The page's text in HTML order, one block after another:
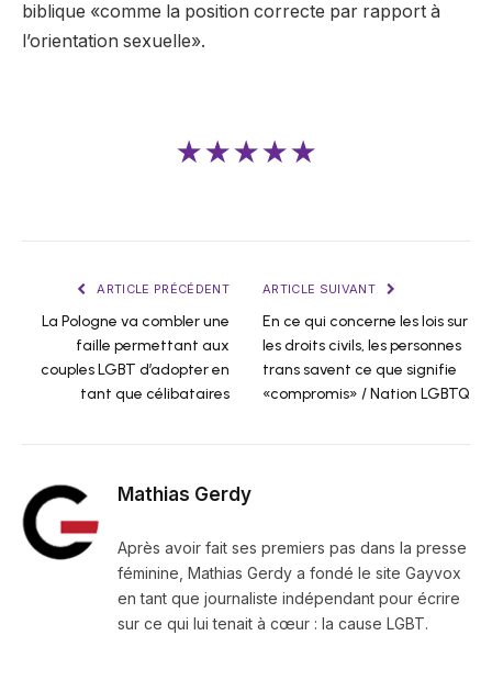
biblique «comme la position correcte par rapport à
l’orientation sexuelle».
★★★★★
ARTICLE PRÉCÉDENT
La Pologne va combler une
faille permettant aux
couples LGBT d’adopter en
tant que célibataires
ARTICLE SUIVANT
En ce qui concerne les lois sur
les droits civils, les personnes
trans savent ce que signifie
«compromis» / Nation LGBTQ
Mathias Gerdy
Après avoir fait ses premiers pas dans la presse
féminine, Mathias Gerdy a fondé le site Gayvox
en tant que journaliste indépendant pour écrire
sur ce qui lui tenait à cœur : la cause LGBT.